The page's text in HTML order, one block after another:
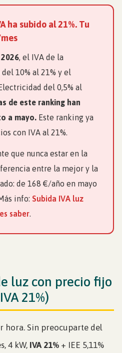
ha subido al 21%. Tu
, el IVA de la
10% al 21% y el
del 0,5% al
de este ranking han
a mayo. Este ranking ya
con IVA al 21%.
que nunca estar en la
entre la mejor y la
de 168 €/año en mayo
info: Subida IVA luz
saber.
luz con precio fijo
21%)
hora. Sin preocuparte del
4 kW, IVA 21% + IEE 5,11%